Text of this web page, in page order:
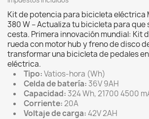
Kit de potencia para bicicleta eléctrica
380 W – Actualiza tu bicicleta para que
cesta. Primera innovación mundial: Kit
rueda con motor hub y freno de disco
transformar una bicicleta de pedales
eléctrica.
Tipo:Vatios-hora (Wh)
Celda de batería: 36V 9AH
Capacidad: 324 Wh, 21700 4500
Corriente:20A
Voltaje de carga:42V 2AH